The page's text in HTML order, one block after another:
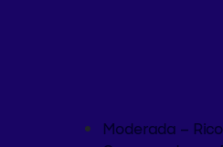
Moderada –